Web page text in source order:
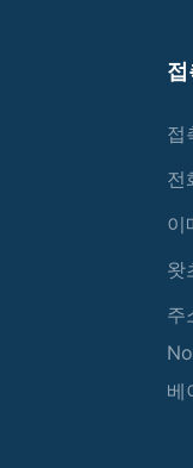
접
접
전
이
왓
주
베